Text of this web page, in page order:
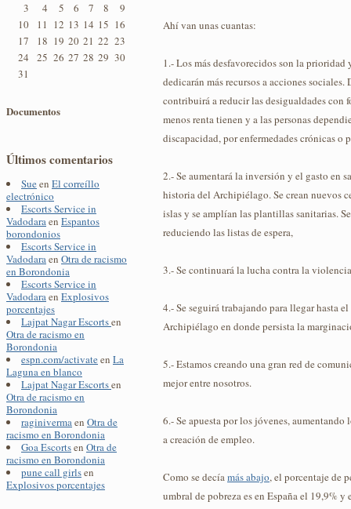
3
4 5 6 7 8
9
10
11 12 13 14 15 16
17
18 19 20 21 22 23
24
25 26 27 28 29 30
31
Documentos
Últimos comentarios
Sueen El correíllo
electrónico
Escorts Service in
Vadodaraen Espantos
borondonios
Escorts Service in
Vadodaraen Otra de racismo
en Borondonia
Escorts Service in
Vadodaraen Explosivos
porcentajes
Lajpat Nagar Escortsen
Otra de racismo en
Borondonia
espn.com/activateen La
Laguna en blanco
Lajpat Nagar Escortsen
Otra de racismo en
Borondonia
raginivermaen Otra de
racismo en Borondonia
Goa Escortsen Otra de
racismo en Borondonia
pune call girlsen
Explosivos porcentajes
Ahí van unas cuantas:
1.- Los más desfavorecidos son la prioridad
dedicarán más recursos a acciones sociales.
contribuirá a reducir las desigualdades con
menos renta tienen y a las personas
discapacidad, por enfermedades crónicas o
2.- Se aumentará la inversión y el gasto en
historia del Archipiélago. Se crean nuevos
islas y se amplían las plantillas sanitarias.
reduciendo las listas de espera,
3.- Se continuará la lucha contra la
4.- Se seguirá trabajando para llegar hasta
Archipiélago en donde persista la
5.- Estamos creando una gran red de
mejor entre nosotros.
6.- Se apuesta por los jóvenes, aumentando
a creación de empleo.
Como se decíamás abajo, el porcentaje de
umbral de pobreza es en España el 19,9% y